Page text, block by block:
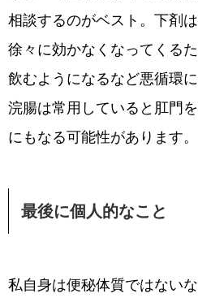
相談するのがベスト。下剤
徐々に効かなくなってくる
飲むようになるなど悪循環
浣腸は常用していると肛門
にもなる可能性があります。
最後に個人的なこと
私自身は便秘体質ではない